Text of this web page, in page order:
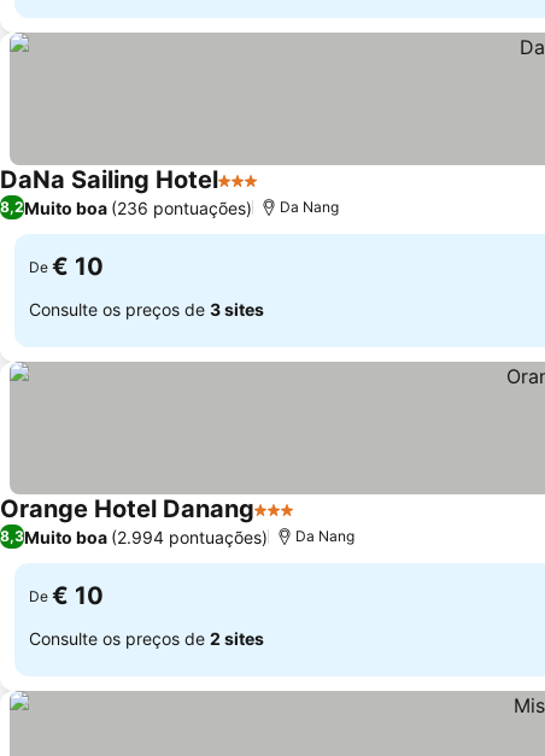
DaNa Sailing Hotel3 Estrelas
8,2Muito boa (236 pontuações) Da Nang
De € 10
Consulte os preços de 3 sites
Orange Hotel Danang3 Estrelas
8,3Muito boa (2.994 pontuações) Da Nang
De € 10
Consulte os preços de 2 sites